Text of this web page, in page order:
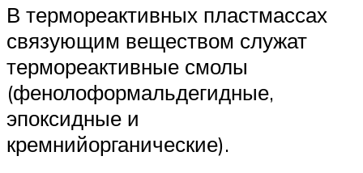
В термореактивных пластмассах
связующим веществом служат
термореактивные смолы
(фенолоформальдегидные,
эпоксидные и
кремнийорганические).